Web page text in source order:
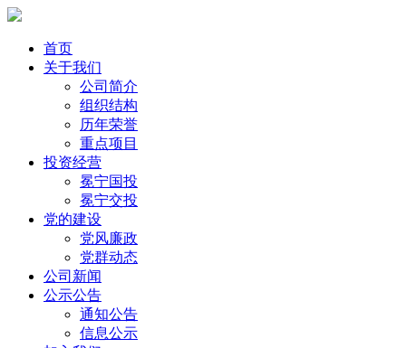
首页
关于我们
公司简介
组织结构
历年荣誉
重点项目
投资经营
冕宁国投
冕宁交投
党的建设
党风廉政
党群动态
公司新闻
公示公告
通知公告
信息公示